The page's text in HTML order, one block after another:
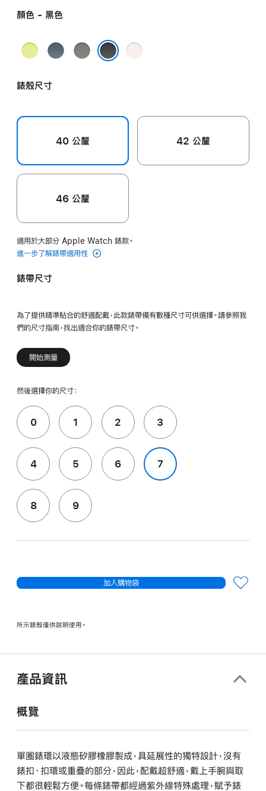
顏色 - 黑色
霓
黃
錨
色
綠
淡
錶殼尺寸
40 公釐 42 公釐
46 公釐
適用於大部分 Apple Watch 錶款。
進一步了解錶帶適用性
錶帶尺寸
為了提供精準貼合的舒適配戴，此款錶帶備有數種尺寸可供選擇。請參照我
們的尺寸指南，找出適合你的錶帶尺寸。
開始測量
然後選擇你的尺寸：
0 1 2 3
4 5 6 7
8 9
加入購物袋
所示錶殼僅供說明使用。
產品資訊
概覽
單圈錶環以液態矽膠橡膠製成，具延展性的獨特設計，沒有
錶扣、扣環或重疊的部分，因此，配戴超舒適，戴上手腕與取
下都很輕鬆方便。每條錶帶都經過紫外線特殊處理，賦予錶